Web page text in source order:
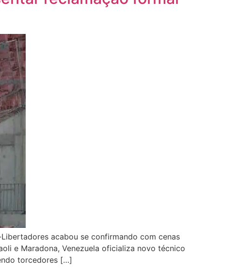
acabou se confirmando com cenas
e Maradona, Venezuela oficializa novo técnico
torcedores […]